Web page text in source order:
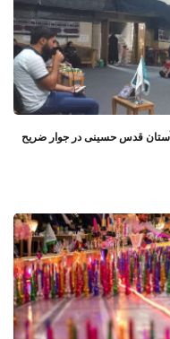
آستان قدس حسینی در جوار ضریح